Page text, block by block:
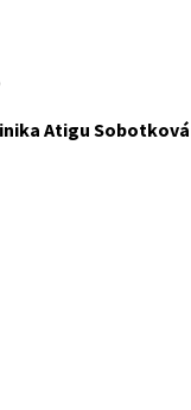
Atigu Sobotková